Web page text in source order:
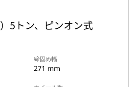
5トン、ピンオン式
締固め幅
271 mm